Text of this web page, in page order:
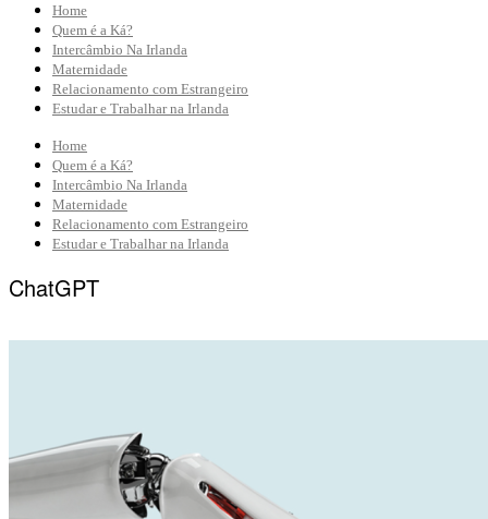
Home
Quem é a Ká?
Intercâmbio Na Irlanda
Maternidade
Relacionamento com Estrangeiro
Estudar e Trabalhar na Irlanda
Home
Quem é a Ká?
Intercâmbio Na Irlanda
Maternidade
Relacionamento com Estrangeiro
Estudar e Trabalhar na Irlanda
ChatGPT